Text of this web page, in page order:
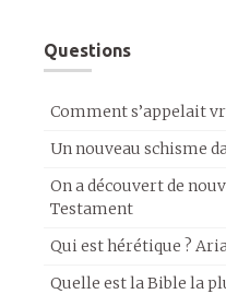
Questions
Comment s’appelait
Un nouveau schisme
On a découvert de
Testament
Qui est hérétique ?
Quelle est la Bible la